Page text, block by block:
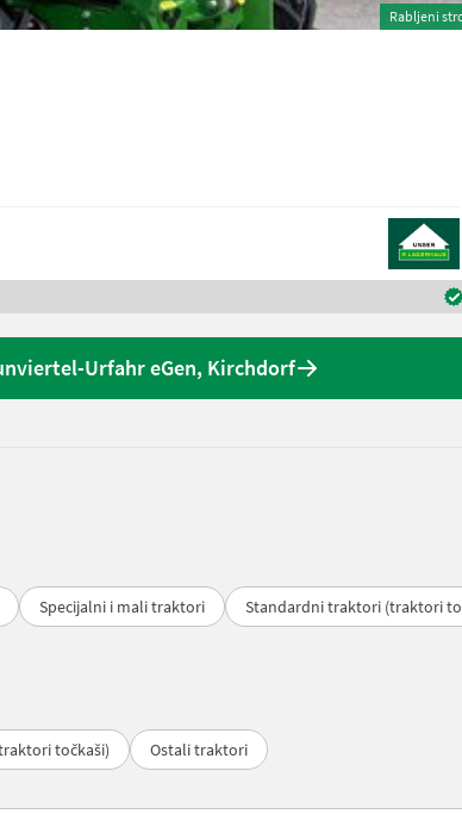
Rabljeni
Urfahr eGen, Kirchdorf
Specijalni i mali traktori Standardni traktori (traktori
točkaši) Ostali traktori